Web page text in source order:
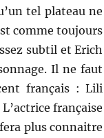
tel plateau ne
comme toujours
subtil et Erich
Il ne faut
français : Lili
française
plus connaitre